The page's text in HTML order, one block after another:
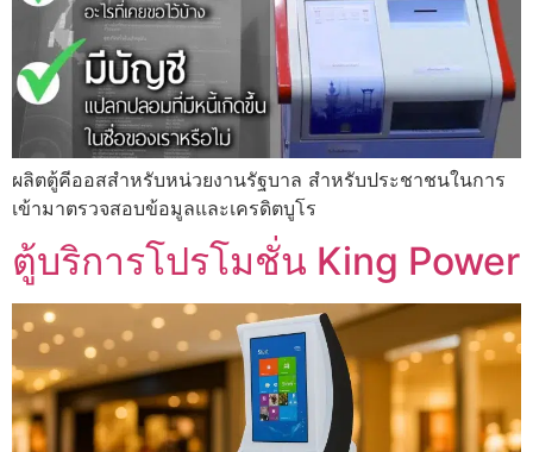
ผลิตตู้คีออสสำหรับหน่วยงานรัฐบาล สำหรับประชาชนในการ
เข้ามาตรวจสอบข้อมูลและเครดิตบูโร
ตู้บริการโปรโมชั่น King Power